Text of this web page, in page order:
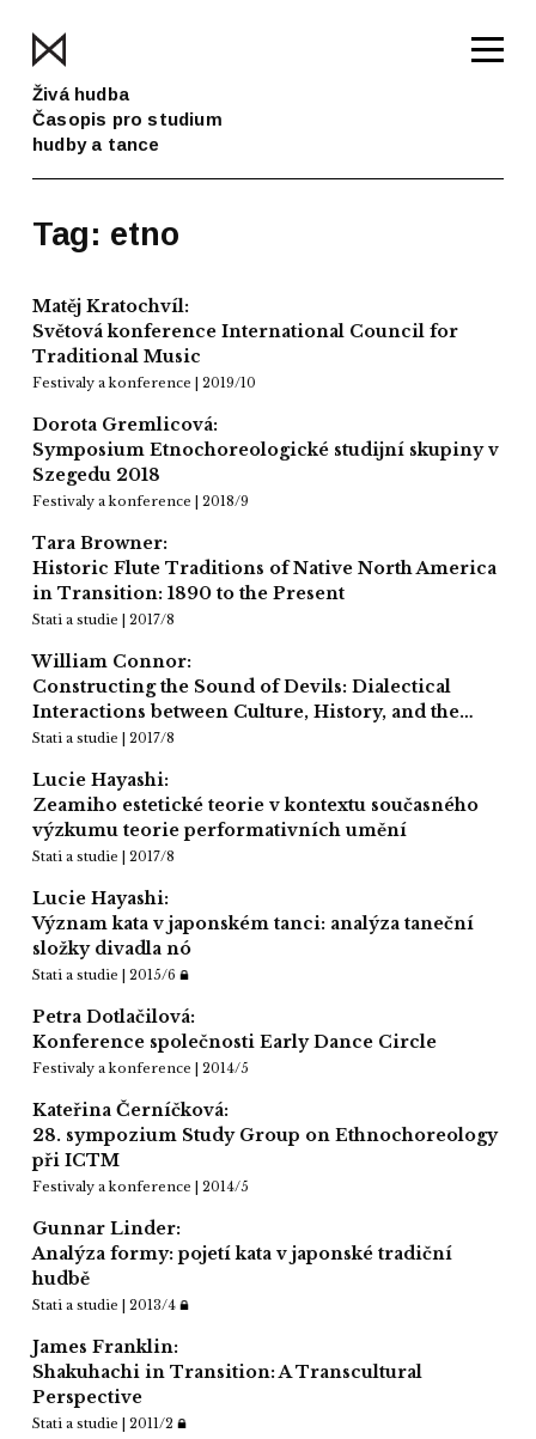
Živá hudba
Časopis pro studium
hudby a tance
Tag: etno
Matěj Kratochvíl:
Světová konference International Council for
Traditional Music
Festivaly a konference | 2019/10
Dorota Gremlicová:
Symposium Etnochoreologické studijní skupiny v
Szegedu 2018
Festivaly a konference | 2018/9
Tara Browner:
Historic Flute Traditions of Native North America
in Transition: 1890 to the Present
Stati a studie | 2017/8
William Connor:
Constructing the Sound of Devils: Dialectical
Interactions between Culture, History, and the…
Stati a studie | 2017/8
Lucie Hayashi:
Zeamiho estetické teorie v kontextu současného
výzkumu teorie performativních umění
Stati a studie | 2017/8
Lucie Hayashi:
Význam kata v japonském tanci: analýza taneční
složky divadla nó
Stati a studie | 2015/6
Petra Dotlačilová:
Konference společnosti Early Dance Circle
Festivaly a konference | 2014/5
Kateřina Černíčková:
28. sympozium Study Group on Ethnochoreology
při ICTM
Festivaly a konference | 2014/5
Gunnar Linder:
Analýza formy: pojetí kata v japonské tradiční
hudbě
Stati a studie | 2013/4
James Franklin:
Shakuhachi in Transition: A Transcultural
Perspective
Stati a studie | 2011/2